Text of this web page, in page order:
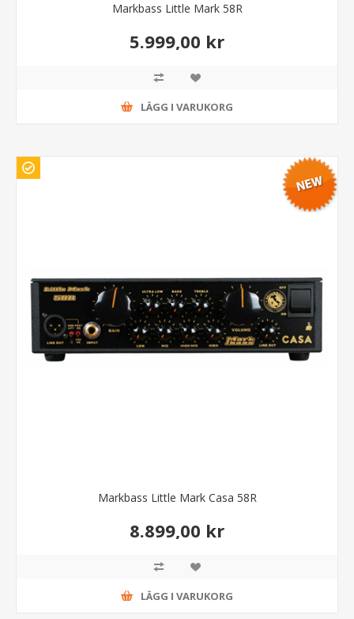
Markbass Little Mark 58R
5.999,00 kr
LÄGG I VARUKORG
Markbass Little Mark Casa 58R
8.899,00 kr
LÄGG I VARUKORG